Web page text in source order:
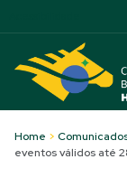
Home >
eventos válidos até